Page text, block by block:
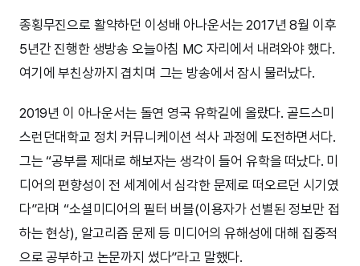
종횡무진으로 활약하던 이성배 아나운서는 2017년 8월 이후
5년간 진행한 생방송 오늘아침 MC 자리에서 내려와야 했다.
여기에 부친상까지 겹치며 그는 방송에서 잠시 물러났다.
2019년 이 아나운서는 돌연 영국 유학길에 올랐다. 골드스미
스런던대학교 정치 커뮤니케이션 석사 과정에 도전하면서다.
그는 “공부를 제대로 해보자는 생각이 들어 유학을 떠났다. 미
디어의 편향성이 전 세계에서 심각한 문제로 떠오르던 시기였
다”라며 “소셜미디어의 필터 버블(이용자가 선별된 정보만 접
하는 현상), 알고리즘 문제 등 미디어의 유해성에 대해 집중적
으로 공부하고 논문까지 썼다”라고 말했다.